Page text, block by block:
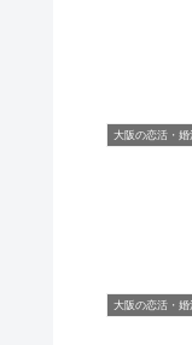
大阪の恋活・婚
大阪の恋活・婚